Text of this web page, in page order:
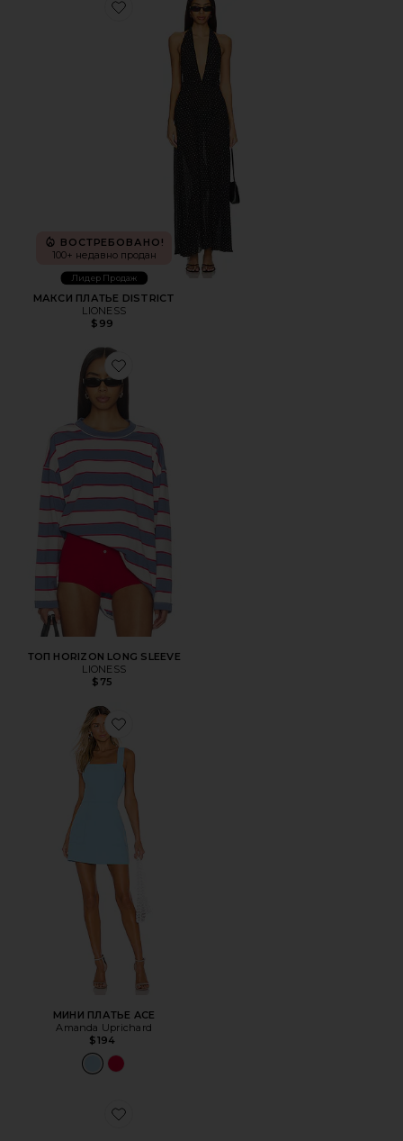
Favorite МАКСИ ПЛАТЬЕ DISTRICT
ВОСТРЕБОВАНО!
100+ недавно продан
Лидер Продаж
МАКСИ ПЛАТЬЕ DISTRICT
LIONESS
$99
Favorite ТОП HORIZON LONG SLEEVE
ТОП HORIZON LONG SLEEVE
LIONESS
$75
Favorite МИНИ ПЛАТЬЕ ACE
МИНИ ПЛАТЬЕ ACE
Amanda Uprichard
$194
Favorite КРОССОВКИ XA PRO 3D